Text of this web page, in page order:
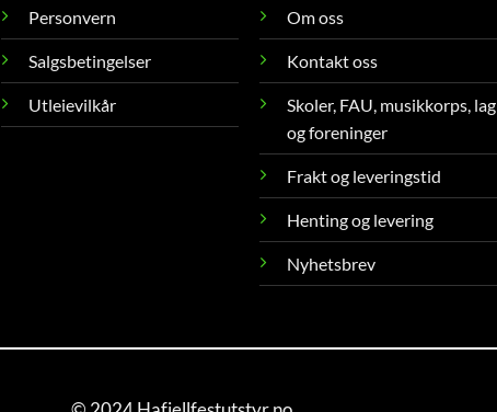
Personvern
Salgsbetingelser
Utleievilkår
Om oss
Kontakt oss
Skoler, FAU, musikkorps, lag
og foreninger
Frakt og leveringstid
Henting og levering
Nyhetsbrev